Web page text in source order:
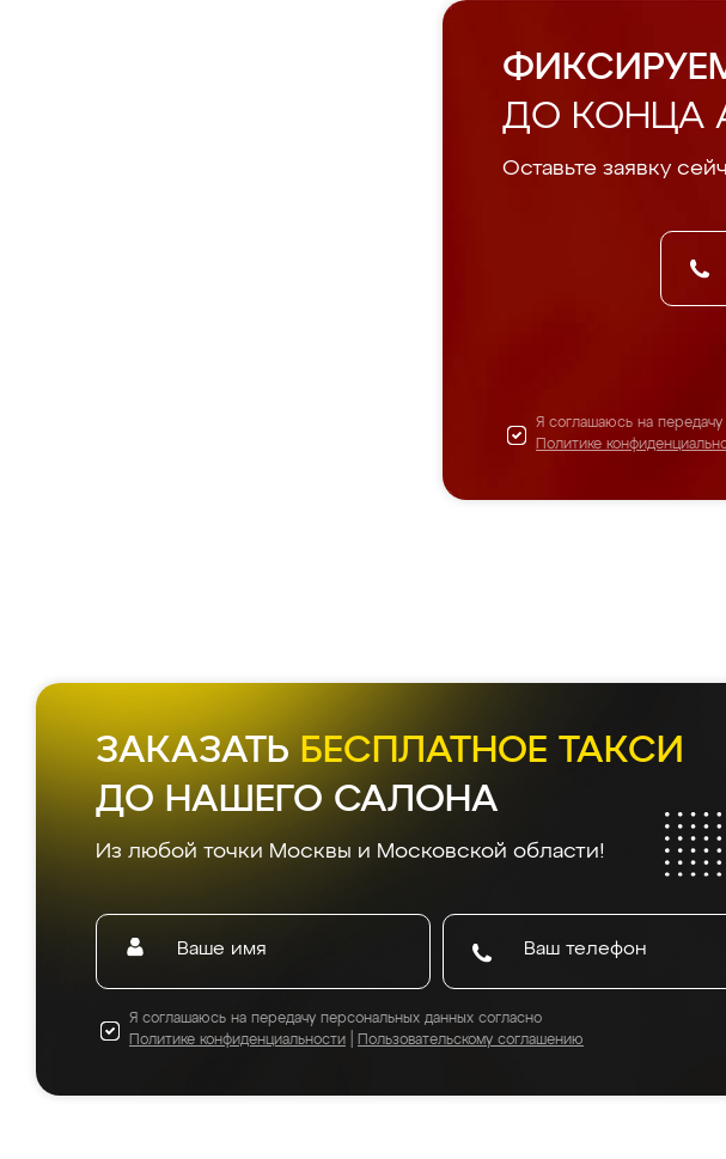
ДО КОНЦА
Оставьте заявку
Я соглашаюсь на
Политике
ЗАКАЗАТЬ БЕСПЛАТНОЕ ТАКСИ
ДО НАШЕГО САЛОНА
Из любой точки Москвы и Московской области!
Я соглашаюсь на передачу персональных данных согласно
Политике конфиденциальности
Пользовательскому соглашению